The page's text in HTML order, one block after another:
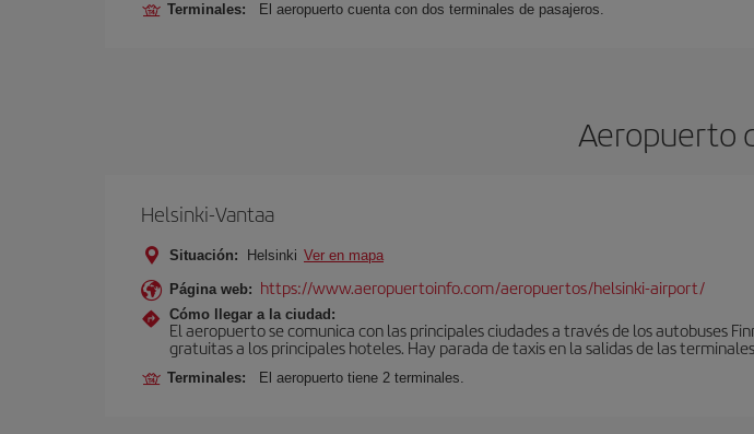
Terminales: El aeropuerto cuenta con dos terminales de pasajeros.
Aeropuerto
Helsinki-Vantaa
Situación: Helsinki Ver en mapa
Página web: https://www.aeropuertoinfo.com/aeropuertos/helsinki-airport/
Cómo llegar a la ciudad:
El aeropuerto se comunica con las principales ciudades a través de los autobuses
gratuitas a los principales hoteles. Hay parada de taxis en la salidas de las
Terminales: El aeropuerto tiene 2 terminales.